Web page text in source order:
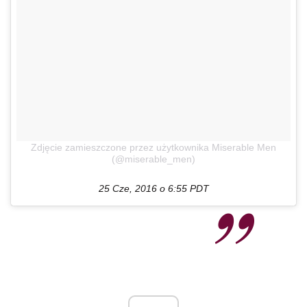
Zdjęcie zamieszczone przez użytkownika Miserable Men
(@miserable_men)
25 Cze, 2016 o 6:55 PDT